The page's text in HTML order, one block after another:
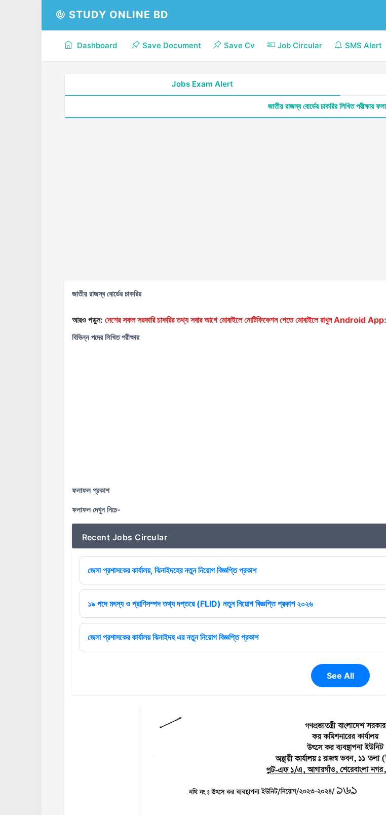
STUDY ONLINE BD
Dashboard Save Document Save Cv Job Circular SMS Alert
Jobs Exam Alert
জাতীয় রাজস্ব বোর্ডের চাকরির লিখিত পরীক্ষার
জাতীয় রাজস্ব বোর্ডের চাকরির
আরও পড়ুন: দেশের সকল সরকারি চাকরির তথ্য সবার আগে মোবাইলে নোটিফিকেশন পেতে মোবাইলে রাখুন
বিভিন্ন পদের লিখিত পরীক্ষার
ফলাফল প্রকাশ
ফলাফল দেখুন নিচে-
Recent Jobs Circular
জেলা প্রশাসকের কার্যালয়, ঝিনাইদহের নতুন নিয়োগ বিজ্ঞপ্তি প্রকাশ
১৯ পদে মৎস্য ও প্রাণিসম্পদ তথ্য দপ্তরে (FLID) নতুন নিয়োগ বিজ্ঞপ্তি প্রকাশ ২০২৬
জেলা প্রশাসকের কার্যালয় ঝিনাইদহ এর নতুন নিয়োগ বিজ্ঞপ্তি প্রকাশ
See All